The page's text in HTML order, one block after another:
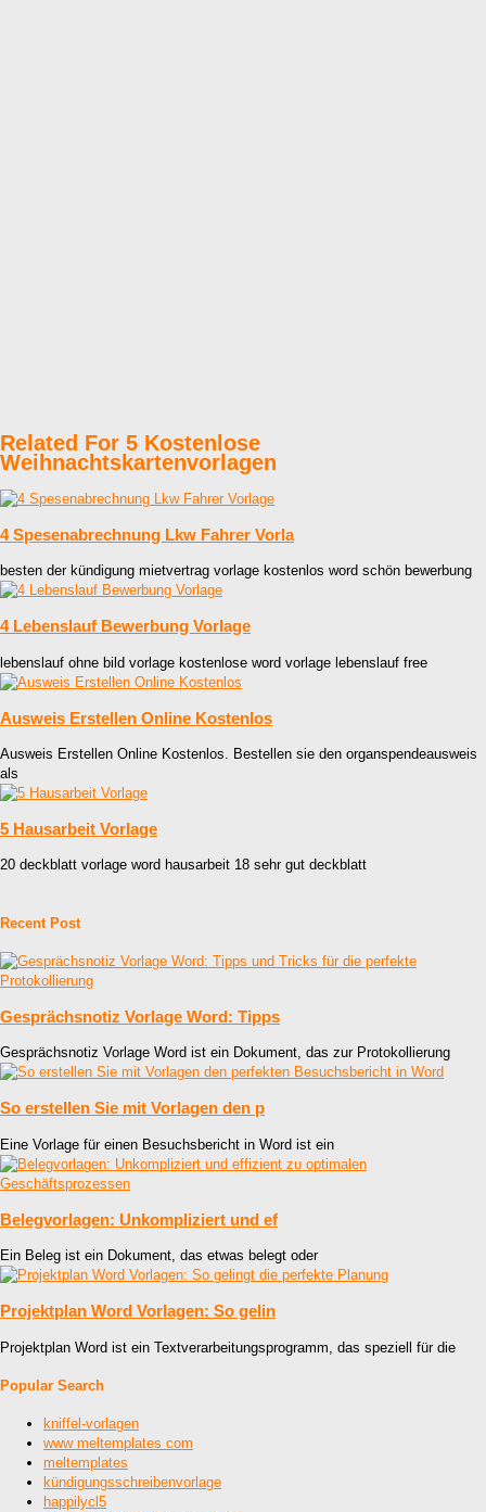
Related For 5 Kostenlose
Weihnachtskartenvorlagen
4 Spesenabrechnung Lkw Fahrer Vorla
besten der kündigung mietvertrag vorlage kostenlos word schön bewerbung
4 Lebenslauf Bewerbung Vorlage
lebenslauf ohne bild vorlage kostenlose word vorlage lebenslauf free
Ausweis Erstellen Online Kostenlos
Ausweis Erstellen Online Kostenlos. Bestellen sie den organspendeausweis
als
5 Hausarbeit Vorlage
20 deckblatt vorlage word hausarbeit 18 sehr gut deckblatt
Recent Post
Gesprächsnotiz Vorlage Word: Tipps
Gesprächsnotiz Vorlage Word ist ein Dokument, das zur Protokollierung
So erstellen Sie mit Vorlagen den p
Eine Vorlage für einen Besuchsbericht in Word ist ein
Belegvorlagen: Unkompliziert und ef
Ein Beleg ist ein Dokument, das etwas belegt oder
Projektplan Word Vorlagen: So gelin
Projektplan Word ist ein Textverarbeitungsprogramm, das speziell für die
Popular Search
kniffel-vorlagen
www meltemplates com
meltemplates
kündigungsschreibenvorlage
happilycl5